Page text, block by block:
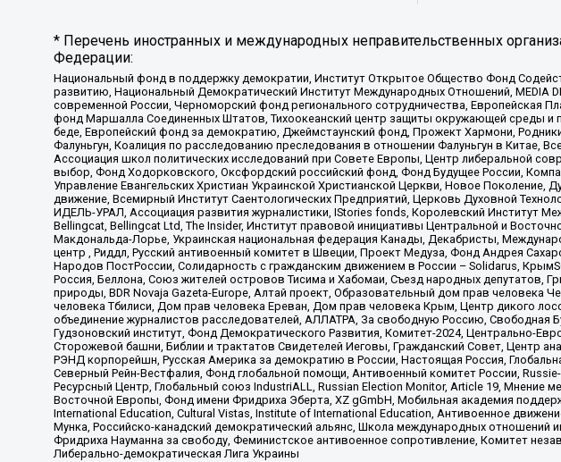
* Перечень иностранных и международных неправительственных
Федерации:
Национальный фонд в поддержку демократии, Институт Открытое Общество Фонд
развитию, Национальный Демократический Институт Международных Отношений, MEDIA
современной России, Черноморский фонд регионального сотрудничества,
фонд Маршалла Соединенных Штатов, Тихоокеанский центр защиты окружающей среды и
беде, Европейский фонд за демократию, Джеймстаунский фонд, Прожект Хармони,
Фалуньгун, Коалиция по расследованию преследования в отношении Фалуньгун в Китае,
Ассоциация школ политических исследований при Совете Европы, Центр либеральной
выбор, Фонд Ходорковского, Оксфордский российский фонд, Фонд Будущее России,
Управление Евангельских Христиан Украинской Христианской Церкви, Новое
движение, Всемирный Институт Саентологических Предприятий, Церковь Духовной
ИДЕЛЬ-УРАЛ, Ассоциация развития журналистики, IStories fonds, Королевский
Bellingcat, Bellingcat Ltd, The Insider, Институт правовой инициативы Центральной и
Макдональда-Лорье, Украинская национальная федерация Канады, Декабристы,
центр , Риддл, Русский антивоенный комитет в Швеции, Проект Медуза, Фонд Андрея
Народов ПостРоссии, Солидарность с гражданским движением в России – Solidarus,
Россия, Беллона, Союз жителей островов Тисима и Хабомаи, Съезд народных депутатов,
природы, BDR Novaja Gazeta-Europe, Алтай проект, Образовательный дом прав
человека Тбилиси, Дом прав человека Ереван, Дом прав человека Крым, Центр дикого
объединение журналистов расследователей, АЛЛАТРА, За свободную Россию, Свободная
Гудзоновский институт, Фонд Демократического Развития, Комитет-2024, Центрально-
Сторожевой башни, Библии и трактатов Свидетелей Иеговы, Гражданский Совет, Центр
РЭНД корпорейшн, Русская Америка за демократию в России, Настоящая Россия,
Северный Рейн-Вестфалия, Фонд глобальной помощи, Антивоенный комитет России,
Ресурсный Центр, Глобальный союз IndustriALL, Russian Election Monitor, Article 19, Мнение
Восточной Европы, Фонд имени Фридриха Эберта, XZ gGmbH, Мобильная академия
International Education, Cultural Vistas, Institute of International Education, Антивоенное
Мунка, Российско-канадский демократический альянс, Школа международных
Фридриха Науманна за свободу, Феминистское антивоенное сопротивление, Комитет
Либерально-демократическая Лига Украины